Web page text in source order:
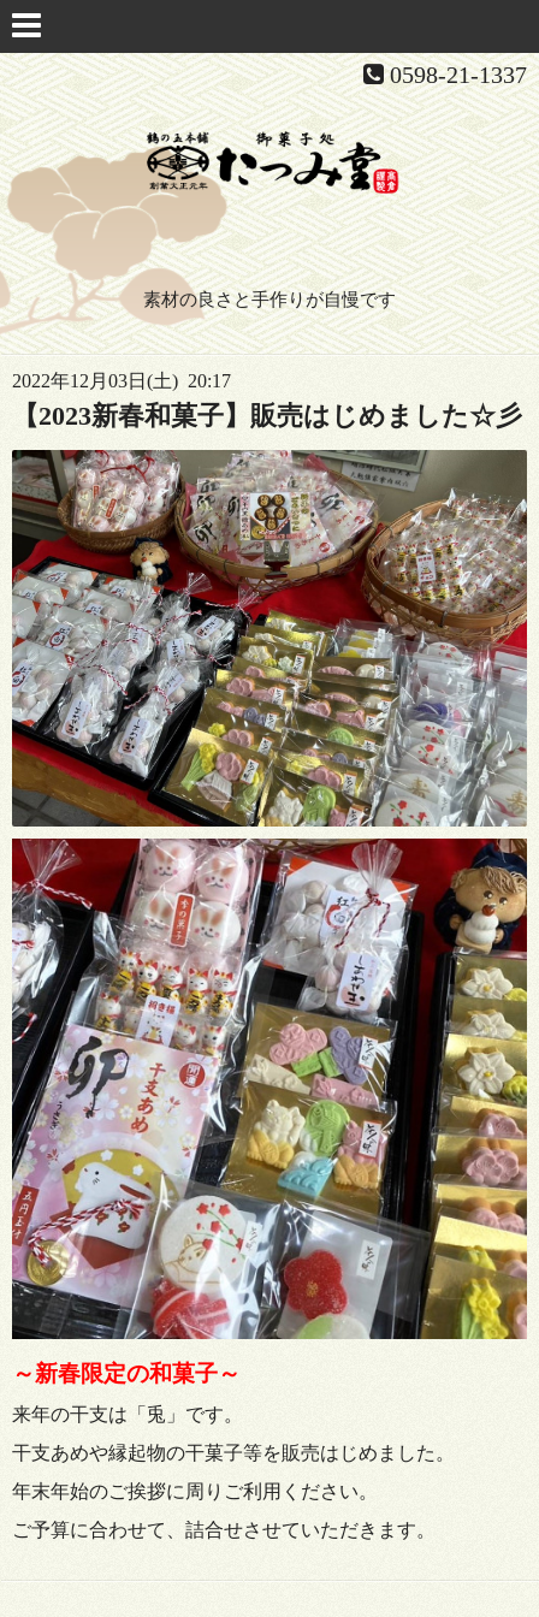
0598-21-1337
素材の良さと手作りが自慢です
2022年12月03日(土) 20:17
【2023新春和菓子】販売はじめました☆彡
～新春限定の和菓子～
来年の干支は「兎」です。
干支あめや縁起物の干菓子等を販売はじめました。
年末年始のご挨拶に周りご利用ください。
ご予算に合わせて、詰合せさせていただきます。